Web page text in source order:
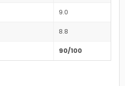
9.0
8.8
90/100